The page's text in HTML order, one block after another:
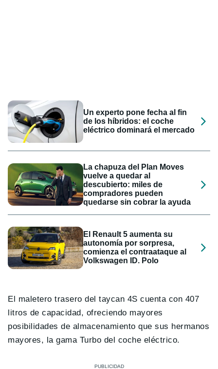
Un experto pone fecha al fin
de los híbridos: el coche
eléctrico dominará el mercado
La chapuza del Plan Moves
vuelve a quedar al
descubierto: miles de
compradores pueden
quedarse sin cobrar la ayuda
El Renault 5 aumenta su
autonomía por sorpresa,
comienza el contraataque al
Volkswagen ID. Polo
El maletero trasero del taycan 4S cuenta con 407
litros de capacidad, ofreciendo mayores
posibilidades de almacenamiento que sus hermanos
mayores, la gama Turbo del coche eléctrico.